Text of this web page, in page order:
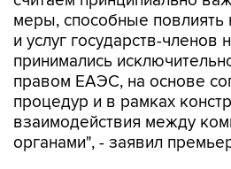
меры, способные повлиять
и услуг государств-
принимались
правом ЕАЭС, на основе
процедур и в рамках
взаимодействия между
органами", - заявил